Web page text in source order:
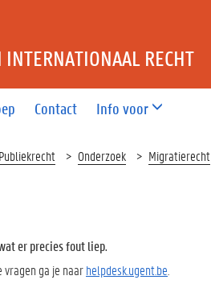
Contact Info voor
RECHT
Publiekrecht Onderzoek Migratierecht
er precies fout liep.
vragen ga je naarhelpdesk.ugent.be